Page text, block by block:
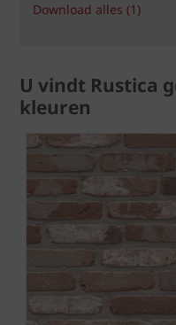
Download alles (1)
U vindt Rustica
kleuren